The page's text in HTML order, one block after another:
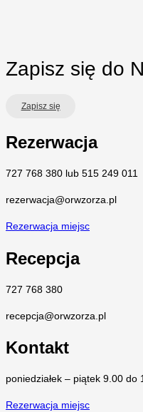
Zapisz się do
Zapisz się
Rezerwacja
727 768 380 lub 515 249 011
rezerwacja@orwzorza.pl
Rezerwacja miejsc
Recepcja
727 768 380
recepcja@orwzorza.pl
Kontakt
poniedziałek – piątek 9.00 do
Rezerwacja miejsc